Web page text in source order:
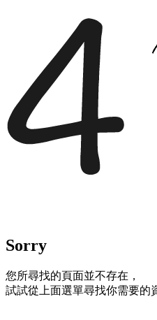
Sorry
您所尋找的頁面並不存在，
試試從上面選單尋找你需要的